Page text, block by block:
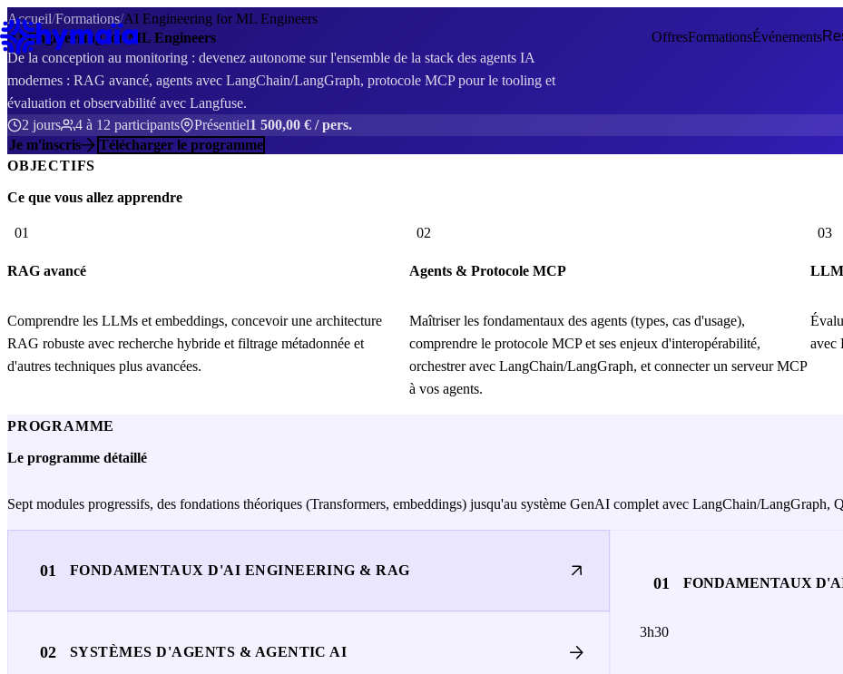
OffresFormationsÉvénements
Accueil/Formations/AI Engineering for ML Engineers
AI Engineering for ML Engineers
De la conception au monitoring : devenez autonome sur l'ensemble de la stack des agents IA
modernes : RAG avancé, agents avec LangChain/LangGraph, protocole MCP pour le tooling et
évaluation et observabilité avec Langfuse.
2 jours
4 à 12 participants Présentiel1 500,00 € / pers.
Je m'inscris
Télécharger le programme
OBJECTIFS
Ce que vous allez apprendre
01
RAG avancé
Comprendre les LLMs et embeddings, concevoir une architecture
RAG robuste avec recherche hybride et filtrage métadonnée et
d'autres techniques plus avancées.
02
Agents & Protocole MCP
Maîtriser les fondamentaux des agents (types, cas d'usage),
comprendre le protocole MCP et ses enjeux d'interopérabilité,
orchestrer avec LangChain/LangGraph, et connecter un serveur MCP
à vos agents.
03
avec
PROGRAMME
Le programme détaillé
Sept modules progressifs, des fondations théoriques (Transformers, embeddings) jusqu'au système GenAI complet avec LangChain/LangGraph,
01 FONDAMENTAUX D'AI ENGINEERING & RAG
02 SYSTÈMES D'AGENTS & AGENTIC AI
01 FONDAMENTAUX
3h30
Panneau de gestion des cookies